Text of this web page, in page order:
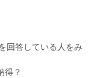
回答している人をみ
得？